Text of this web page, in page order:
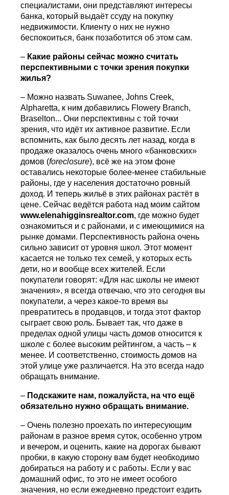
специалистами, они представляют интересы
банка, который выдаёт ссуду на покупку
недвижимости. Клиенту о них не нужно
беспокоиться, банк позаботится об этом сам.
– Какие районы сейчас можно считать
перспективными с точки зрения покупки
жилья?
– Можно назвать Suwanee, Johns Creek,
Alpharetta, к ним добавились Flowery Branch,
Braselton... Они перспективны с той точки
зрения, что идёт их активное развитие. Если
вспомнить, как было десять лет назад, когда в
продаже оказалось очень много «банковских»
домов (foreclosure), всё же на этом фоне
оставались некоторые более-менее стабильные
районы, где у населения достаточно ровный
доход. И теперь жильё в этих районах растёт в
цене. Сейчас ведётся работа над моим сайтом
www.elenahigginsrealtor.com, где можно будет
ознакомиться и с районами, и с имеющимися на
рынке домами. Перспективность района очень
сильно зависит от уровня школ. Этот момент
касается не только тех семей, у которых есть
дети, но и вообще всех жителей. Если
покупатели говорят: «Для нас школы не имеют
значения», я всегда отвечаю, что это сегодня вы
покупатели, а через какое-то время вы
превратитесь в продавцов, и тогда этот фактор
сыграет свою роль. Бывает так, что даже в
пределах одной улицы часть домов относится к
школе с более высоким рейтингом, а часть – к
менее. И соответственно, стоимость домов на
этой улице уже различается. На это всегда надо
обращать внимание.
– Подскажите нам, пожалуйста, на что ещё
обязательно нужно обращать внимание.
– Очень полезно проехать по интересующим
районам в разное время суток, особенно утром
и вечером, и оценить, какие на дорогах бывают
пробки, в какую сторону вам будет необходимо
добираться на работу и с работы. Если у вас
домашний офис, то это не имеет особого
значения, но если ежедневно предстоит ездить